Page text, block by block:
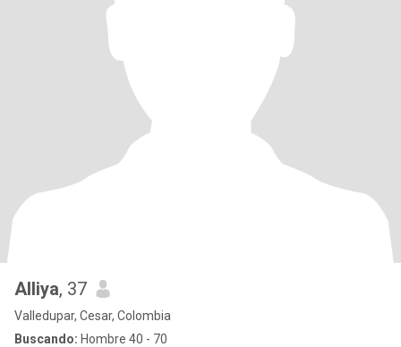
Alliya, 37
Valledupar, Cesar, Colombia
Buscando: Hombre 40 - 70